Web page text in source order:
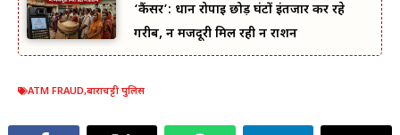
‘कैंसर’: धान रोपाई छोड़ घंटों इंतजार कर रहे
गरीब, न मजदूरी मिल रही न राशन
ATM FRAUD,बाराचट्टी पुलिस